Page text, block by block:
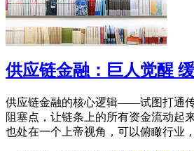
供应链金融：巨人觉醒
供应链金融的核心逻辑——试图打通
阻塞点，让链条上的所有资金流动起
也处在一个上帝视角，可以俯瞰行业